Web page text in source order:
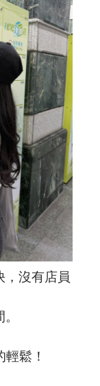
，沒有店員
鬆！